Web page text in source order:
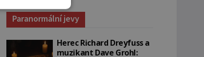
Paranormální jevy
Herec Richard Dreyfuss a
muzikant Dave Grohl: